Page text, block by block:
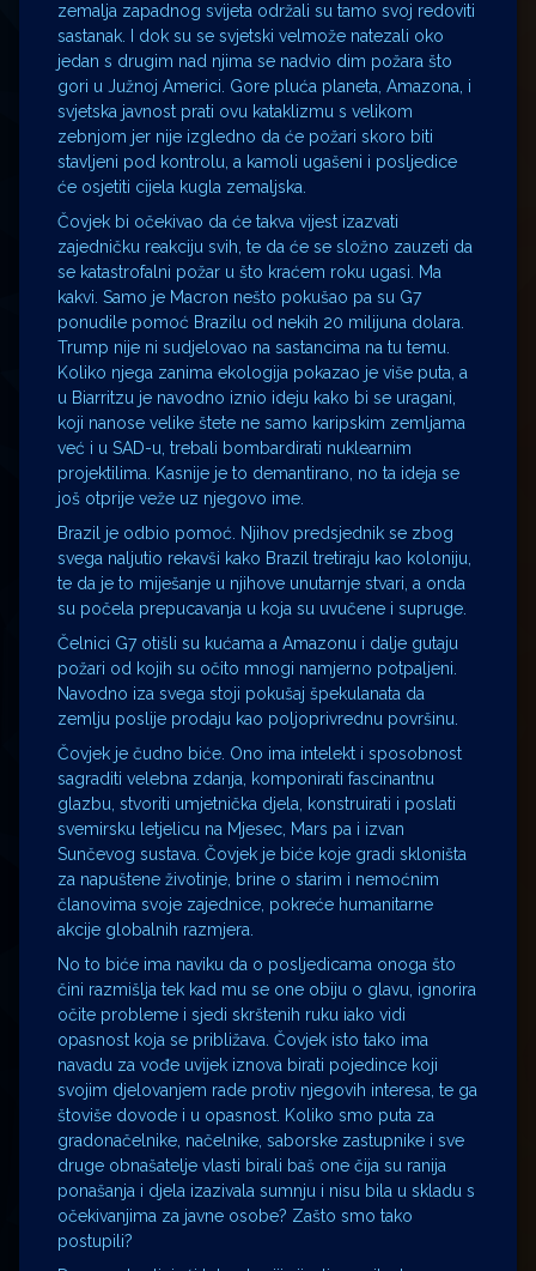
zemalja zapadnog svijeta održali su tamo svoj redoviti
sastanak. I dok su se svjetski velmože natezali oko
jedan s drugim nad njima se nadvio dim požara što
gori u Južnoj Americi. Gore pluća planeta, Amazona, i
svjetska javnost prati ovu kataklizmu s velikom
zebnjom jer nije izgledno da će požari skoro biti
stavljeni pod kontrolu, a kamoli ugašeni i posljedice
će osjetiti cijela kugla zemaljska.
Čovjek bi očekivao da će takva vijest izazvati
zajedničku reakciju svih, te da će se složno zauzeti da
se katastrofalni požar u što kraćem roku ugasi. Ma
kakvi. Samo je Macron nešto pokušao pa su G7
ponudile pomoć Brazilu od nekih 20 milijuna dolara.
Trump nije ni sudjelovao na sastancima na tu temu.
Koliko njega zanima ekologija pokazao je više puta, a
u Biarritzu je navodno iznio ideju kako bi se uragani,
koji nanose velike štete ne samo karipskim zemljama
već i u SAD-u, trebali bombardirati nuklearnim
projektilima. Kasnije je to demantirano, no ta ideja se
još otprije veže uz njegovo ime.
Brazil je odbio pomoć. Njihov predsjednik se zbog
svega naljutio rekavši kako Brazil tretiraju kao koloniju,
te da je to miješanje u njihove unutarnje stvari, a onda
su počela prepucavanja u koja su uvučene i supruge.
Čelnici G7 otišli su kućama a Amazonu i dalje gutaju
požari od kojih su očito mnogi namjerno potpaljeni.
Navodno iza svega stoji pokušaj špekulanata da
zemlju poslije prodaju kao poljoprivrednu površinu.
Čovjek je čudno biće. Ono ima intelekt i sposobnost
sagraditi velebna zdanja, komponirati fascinantnu
glazbu, stvoriti umjetnička djela, konstruirati i poslati
svemirsku letjelicu na Mjesec, Mars pa i izvan
Sunčevog sustava. Čovjek je biće koje gradi skloništa
za napuštene životinje, brine o starim i nemoćnim
članovima svoje zajednice, pokreće humanitarne
akcije globalnih razmjera.
No to biće ima naviku da o posljedicama onoga što
čini razmišlja tek kad mu se one obiju o glavu, ignorira
očite probleme i sjedi skrštenih ruku iako vidi
opasnost koja se približava. Čovjek isto tako ima
navadu za vođe uvijek iznova birati pojedince koji
svojim djelovanjem rade protiv njegovih interesa, te ga
štoviše dovode i u opasnost. Koliko smo puta za
gradonačelnike, načelnike, saborske zastupnike i sve
druge obnašatelje vlasti birali baš one čija su ranija
ponašanja i djela izazivala sumnju i nisu bila u skladu s
očekivanjima za javne osobe? Zašto smo tako
postupili?